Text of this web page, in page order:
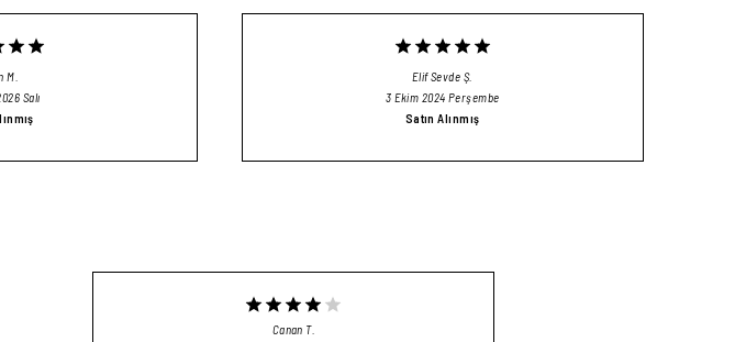
M.
Salı
Elif Sevde Ş.
3 Ekim 2024 Perşembe
Satın Alınmış
Canan T.